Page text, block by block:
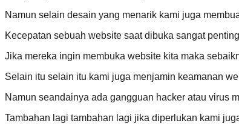
Namun selain desain yang menarik kami juga
Kecepatan sebuah website saat dibuka sangat
Jika mereka ingin membuka website kita maka
Selain itu selain itu kami juga menjamin keamanan
Namun seandainya ada gangguan hacker atau virus
Tambahan lagi tambahan lagi jika diperlukan kami